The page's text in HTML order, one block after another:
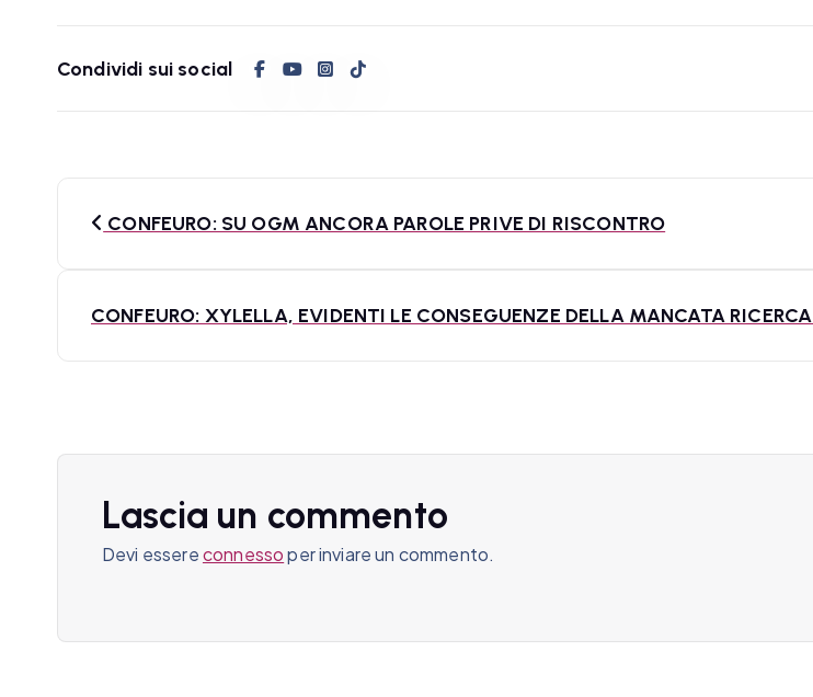
Condividi sui social
CONFEURO: SU OGM ANCORA PAROLE PRIVE DI RISCONTRO
CONFEURO: XYLELLA, EVIDENTI LE CONSEGUENZE DELLA MANCATA RICERCA
Lascia un commento
Devi essereconnessoper inviare un commento.